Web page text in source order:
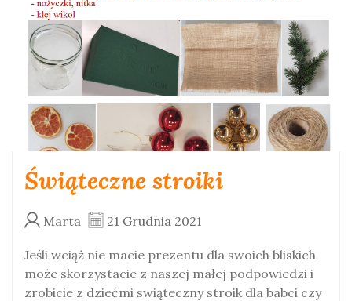
Świąteczne stroiki
Marta 21 Grudnia 2021
Jeśli wciąż nie macie prezentu dla swoich bliskich
może skorzystacie z naszej małej podpowiedzi i
zrobicie z dziećmi swiąteczny stroik dla babci czy